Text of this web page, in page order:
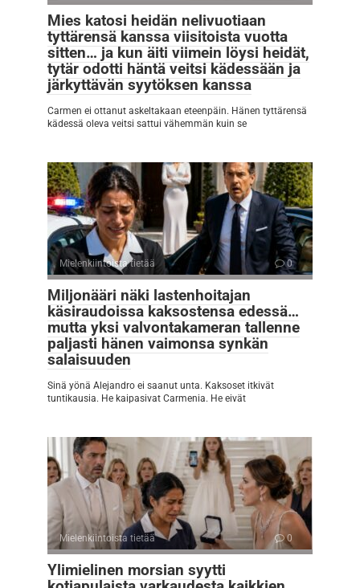
Mies katosi heidän nelivuotiaan
tyttärensä kanssa viisitoista vuotta
sitten… ja kun äiti viimein löysi heidät,
tytär odotti häntä veitsi kädessään ja
järkyttävän syytöksen kanssa
Carmen ei ottanut askeltakaan eteenpäin. Hänen tyttärensä
kädessä oleva veitsi sattui vähemmän kuin se
Mielenkiintoista tietää 0
Miljonääri näki lastenhoitajan
käsiraudoissa kaksostensa edessä…
mutta yksi valvontakameran tallenne
paljasti hänen vaimonsa synkän
salaisuuden
Sinä yönä Alejandro ei saanut unta. Kaksoset itkivät
tuntikausia. He kaipasivat Carmenia. He eivät
Mielenkiintoista tietää 0
Ylimielinen morsian syytti